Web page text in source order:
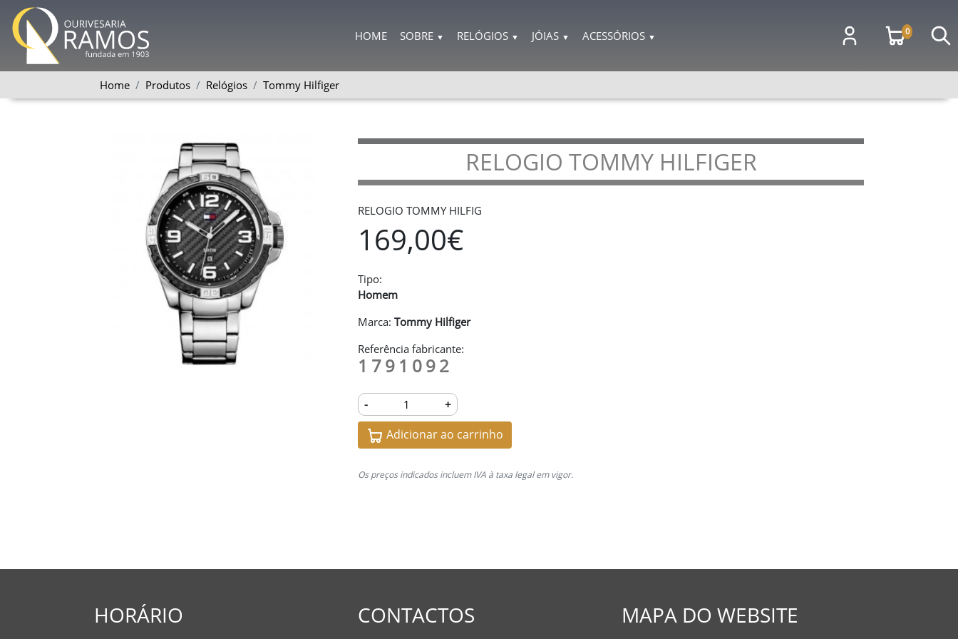
HOME SOBRE ▼ RELÓGIOS ▼ JÓIAS ▼ ACESSÓRIOS ▼ 0
Home Produtos Relógios Tommy Hilfiger
RELOGIO TOMMY HILFIGER
RELOGIO TOMMY HILFIG
169,00€
Tipo:
Homem
Marca: Tommy Hilfiger
Referência fabricante:
1791092
- +
Adicionar ao carrinho
Os preços indicados incluem IVA à taxa legal em vigor.
HORÁRIO CONTACTOS MAPA DO WEBSITE